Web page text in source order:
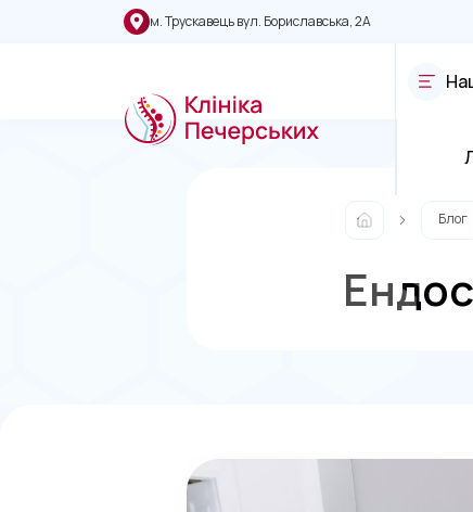
м. Трускавець вул. Бориславська, 2А
Блог